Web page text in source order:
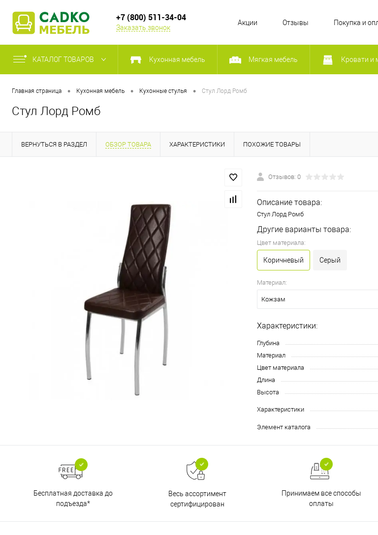
+7 (800) 511-34-04
Заказать звонок
Акции Отзывы Покупка и
КАТАЛОГ ТОВАРОВ Кухонная мебель Мягкая мебель Кровати и
Главная страница • Кухонная мебель • Кухонные стулья • Стул Лорд Ромб
Стул Лорд Ромб
ВЕРНУТЬСЯ В РАЗДЕЛ ОБЗОР ТОВАРА ХАРАКТЕРИСТИКИ ПОХОЖИЕ ТОВАРЫ
Отзывов: 0
Описание товара:
Стул Лорд Ромб
Другие варианты товара:
Цвет материала:
Коричневый Серый
Материал:
Кожзам
Характеристики:
Глубина
Материал
Цвет материала
Длина
Высота
Характеристики
Элемент каталога
Бесплатная доставка до
подъезда*
Весь ассортимент
сертифицирован
Принимаем все способы
оплаты